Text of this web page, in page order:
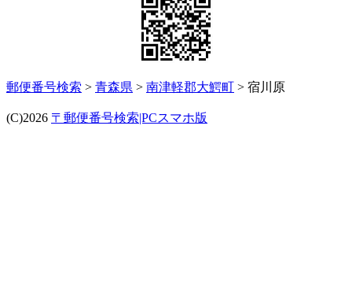
郵便番号検索 > 青森県 > 南津軽郡大鰐町 > 宿川原
(C)2026 〒郵便番号検索|PCスマホ版